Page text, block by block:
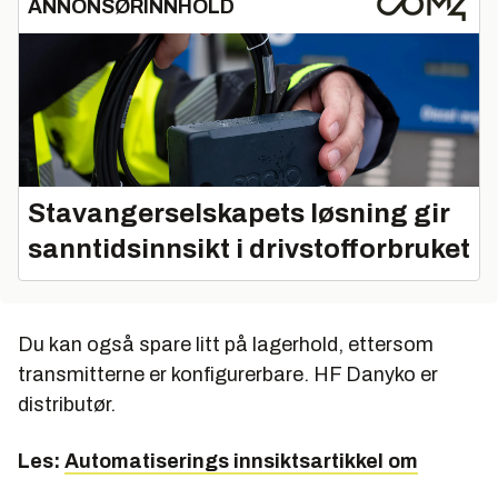
ANNONSØRINNHOLD
Stavangerselskapets løsning gir
sanntidsinnsikt i drivstofforbruket
Du kan også spare litt på lagerhold, ettersom
transmitterne er konfigurerbare. HF Danyko er
distributør.
Les: Automatiserings innsiktsartikkel om